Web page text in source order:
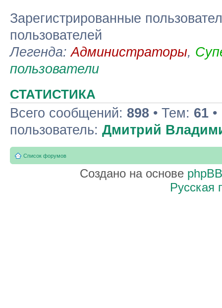
Зарегистрированные
пользователей
Легенда:Администраторы,
пользователи
СТАТИСТИКА
Всего сообщений: 898 • Тем: 61
пользователь: Дмитрий
Список форумов
Создано на основе phpBB
Русская